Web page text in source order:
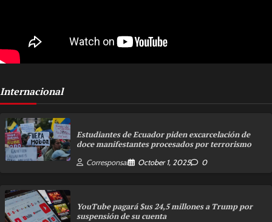
Internacional
Estudiantes de Ecuador piden excarcelación de
doce manifestantes procesados por terrorismo
Corresponsal October 1, 2025 0
YouTube pagará $us 24,5 millones a Trump por
suspensión de su cuenta